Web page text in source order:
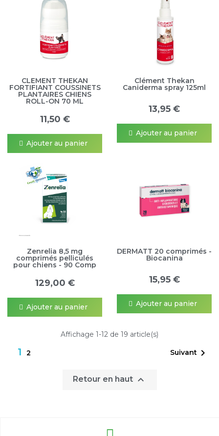
CLEMENT THEKAN
FORTIFIANT COUSSINETS
PLANTAIRES CHIENS
ROLL-ON 70 ML
11,50 €
Ajouter au panier
Clément Thekan
Caniderma spray 125ml
13,95 €
Ajouter au panier
Zenrelia 8,5 mg
comprimés pelliculés
pour chiens - 90 Comp
129,00 €
Ajouter au panier
DERMATT 20 comprimés -
Biocanina
15,95 €
Ajouter au panier
Affichage 1-12 de 19 article(s)
1 2 Suivant 
Retour en haut 